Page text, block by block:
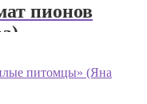
пионов